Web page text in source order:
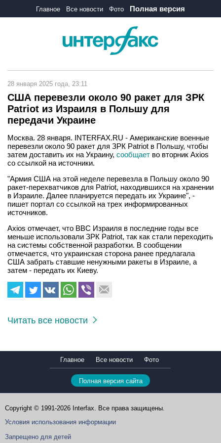
Главное Все новости Фото Полная версия
28 января 2025 года, 23:11
США перевезли около 90 ракет для ЗРК
Patriot из Израиля в Польшу для
передачи Украине
Москва. 28 января. INTERFAX.RU - Американские военные
перевезли около 90 ракет для ЗРК Patriot в Польшу, чтобы
затем доставить их на Украину, сообщает во вторник Axios
со ссылкой на источники.
"Армия США на этой неделе перевезла в Польшу около 90
ракет-перехватчиков для Patriot, находившихся на хранении
в Израиле. Далее планируется передать их Украине", -
пишет портал со ссылкой на трех информированных
источников.
Axios отмечает, что ВВС Израиля в последние годы все
меньше использовали ЗРК Patriot, так как стали переходить
на системы собственной разработки. В сообщении
отмечается, что украинская сторона ранее предлагала
США забрать ставшие ненужными ракеты в Израиле, а
затем - передать их Киеву.
Читать все новости
Главное Все новости Фото
Полная версия сайта
Copyright © 1991-2026 Interfax. Все права защищены.
Условия использования информации
Запрещено для детей